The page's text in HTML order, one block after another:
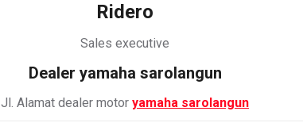
Ridero
Sales executive
Dealer yamaha sarolangun
Jl. Alamat dealer motor yamaha sarolangun